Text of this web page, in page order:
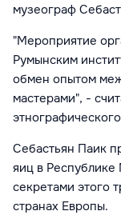
музеограф
"Мероприятие
Румынским
обмен опытом
мастерами", -
Себастьян Паик
яиц в
секретами этого
странах Европы.